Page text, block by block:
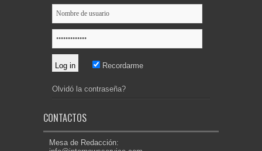
Recordarme
Olvidó la contraseña?
CONTACTOS
Mesa de Redacción: